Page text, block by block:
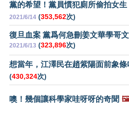
黨的希望！黨員慣犯廁所偷拍女生
2021/6/14 (353,562次)
復旦血案 黨爲何急刪姜文華學哥
2021/6/13 (323,896次)
想當年，江澤民在趙紫陽面前象條
(430,324次)
噢！幾個讓科學家哇呀呀的奇聞